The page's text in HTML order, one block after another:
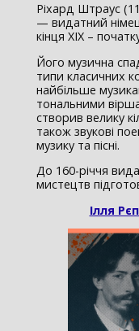
Ріхард Штраус
— видатний
кінця ХІХ –
Його музична
типи класичних
найбільше
тональними
створив велику
також звукові
музику та пісні.
До 160-річчя
мистецтв
Ілля